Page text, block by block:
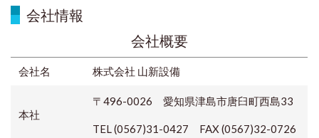
会社情報
会社概要
会社名 株式会社 山新設備
本社
〒496-0026 愛知県津島市唐臼町西島33
TEL (0567)31-0427 FAX (0567)32-0726